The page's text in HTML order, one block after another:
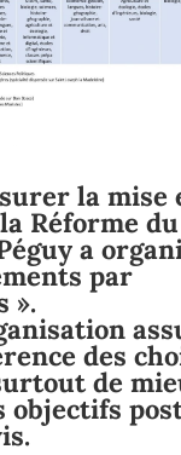
la mise
Réforme
a
par
».
des
de
objectifs